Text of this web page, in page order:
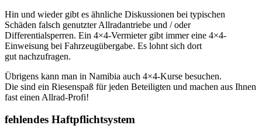
Hin und wieder gibt es ähnliche Diskussionen bei typischen
Schäden falsch genutzter Allradantriebe und / oder
Differentialsperren. Ein 4×4-Vermieter gibt immer eine 4×4-
Einweisung bei Fahrzeugübergabe. Es lohnt sich dort
gut nachzufragen.
Übrigens kann man in Namibia auch 4×4-Kurse besuchen.
Die sind ein Riesenspaß für jeden Beteiligten und machen aus Ihnen
fast einen Allrad-Profi!
fehlendes Haftpflichtsystem